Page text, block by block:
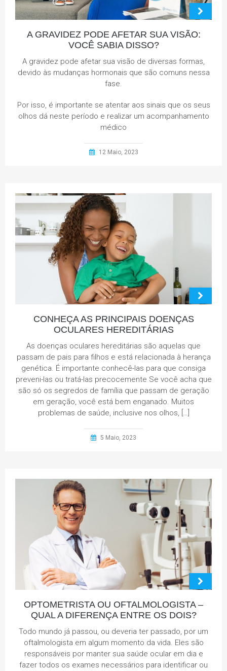
A GRAVIDEZ PODE AFETAR SUA VISÃO:
VOCÊ SABIA DISSO?
A gravidez pode afetar sua visão de diversas formas,
devido às mudanças hormonais que são comuns nessa
fase.
Por isso, é importante se atentar aos sinais que os seus
olhos dá neste período e realizar um acompanhamento
médico
12 Maio, 2023
CONHEÇA AS PRINCIPAIS DOENÇAS
OCULARES HEREDITÁRIAS
As doenças oculares hereditárias são aquelas que
passam de pais para filhos e está relacionada à herança
genética. É importante conhecê-las para que consiga
preveni-las ou tratá-las precocemente Se você acha que
são só os segredos de família que passam de geração
em geração, você está bem enganado. Muitos
problemas de saúde, inclusive nos olhos, […]
5 Maio, 2023
OPTOMETRISTA OU OFTALMOLOGISTA –
QUAL A DIFERENÇA ENTRE OS DOIS?
Todo mundo já passou, ou deveria ter passado, por um
oftalmologista em algum momento da vida. Eles são
responsáveis por manter sua saúde ocular em dia e
fazer todos os exames necessários para identificar ou